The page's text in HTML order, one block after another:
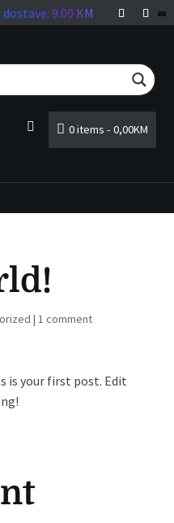
9.00 KM
0 items 0,00KM
| 1 comment
is your first post. Edit